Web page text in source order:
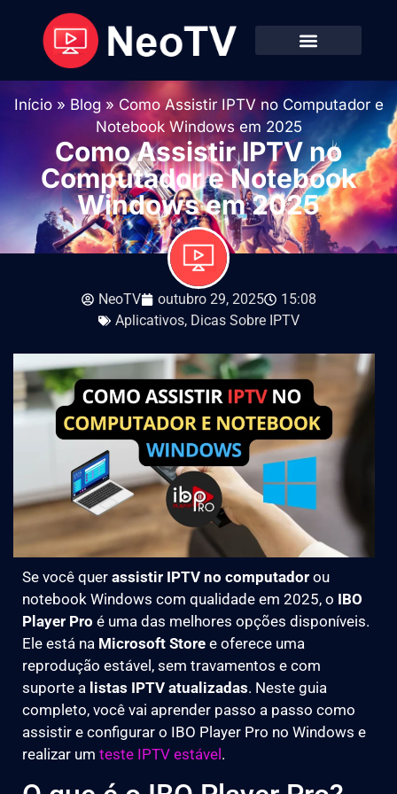
Início» Blog»Como Assistir IPTV no Computador e
Notebook Windows em 2025
Como Assistir IPTV no
Computador e Notebook
Windows em 2025
NeoTV outubro 29, 2025
15:08
Aplicativos, Dicas Sobre IPTV
Se você quer assistir IPTV no computador ou
notebook Windows com qualidade em 2025, o IBO
Player Pro é uma das melhores opções disponíveis.
Ele está na Microsoft Store e oferece uma
reprodução estável, sem travamentos e com
suporte a listas IPTV atualizadas. Neste guia
completo, você vai aprender passo a passo como
assistir e configurar o IBO Player Pro no Windows e
realizar um teste IPTV estável.